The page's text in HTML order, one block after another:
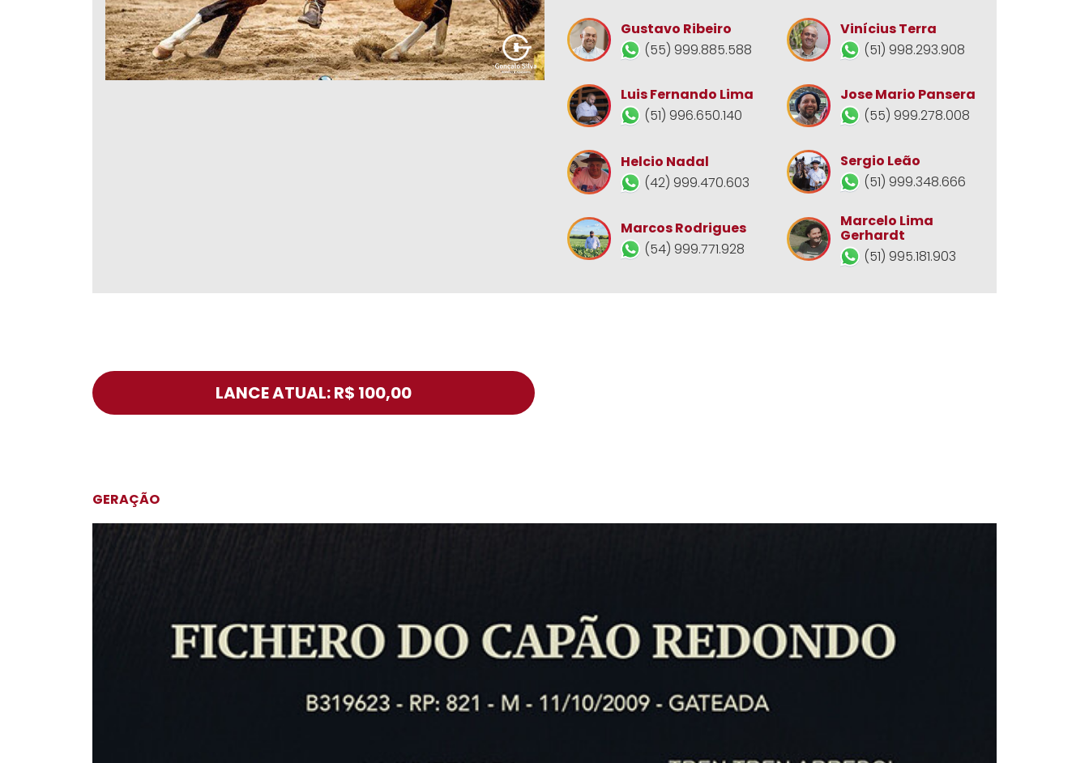
Gustavo Ribeiro
(55) 999.885.588
Vinícius Terra
(51) 998.293.908
Luis Fernando Lima
(51) 996.650.140
Jose Mario Pansera
(55) 999.278.008
Helcio Nadal
(42) 999.470.603
Sergio Leão
(51) 999.348.666
Marcos Rodrigues
(54) 999.771.928
Marcelo Lima
Gerhardt
(51) 995.181.903
LANCE ATUAL: R$ 100,00
GERAÇÃO